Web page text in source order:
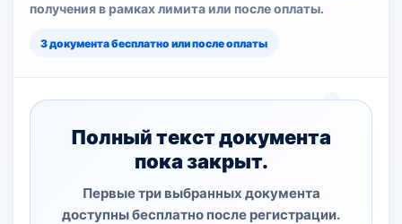
получения в рамках лимита или после оплаты.
3 документа бесплатно или после оплаты
Полный текст документа
пока закрыт.
Первые три выбранных документа
доступны бесплатно после регистрации.